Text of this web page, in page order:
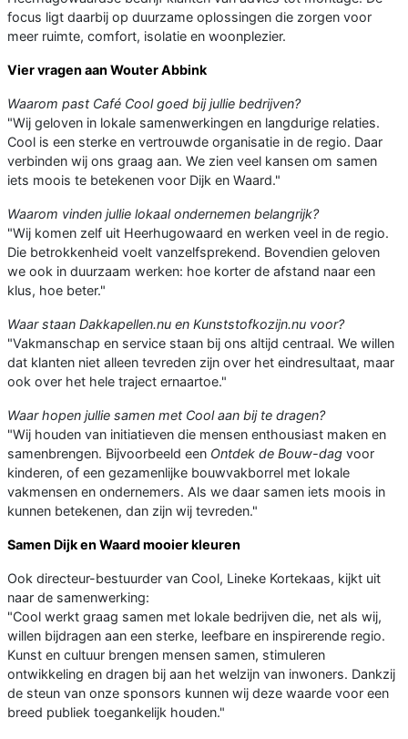
focus ligt daarbij op duurzame oplossingen die zorgen voor
meer ruimte, comfort, isolatie en woonplezier.
Vier vragen aan Wouter Abbink
Waarom past Café Cool goed bij jullie bedrijven?
"Wij geloven in lokale samenwerkingen en langdurige relaties.
Cool is een sterke en vertrouwde organisatie in de regio. Daar
verbinden wij ons graag aan. We zien veel kansen om samen
iets moois te betekenen voor Dijk en Waard."
Waarom vinden jullie lokaal ondernemen belangrijk?
"Wij komen zelf uit Heerhugowaard en werken veel in de regio.
Die betrokkenheid voelt vanzelfsprekend. Bovendien geloven
we ook in duurzaam werken: hoe korter de afstand naar een
klus, hoe beter."
Waar staan Dakkapellen.nu en Kunststofkozijn.nu voor?
"Vakmanschap en service staan bij ons altijd centraal. We willen
dat klanten niet alleen tevreden zijn over het eindresultaat, maar
ook over het hele traject ernaartoe."
Waar hopen jullie samen met Cool aan bij te dragen?
"Wij houden van initiatieven die mensen enthousiast maken en
samenbrengen. Bijvoorbeeld een Ontdek de Bouw-dag voor
kinderen, of een gezamenlijke bouwvakborrel met lokale
vakmensen en ondernemers. Als we daar samen iets moois in
kunnen betekenen, dan zijn wij tevreden."
Samen Dijk en Waard mooier kleuren
Ook directeur-bestuurder van Cool, Lineke Kortekaas, kijkt uit
naar de samenwerking:
"Cool werkt graag samen met lokale bedrijven die, net als wij,
willen bijdragen aan een sterke, leefbare en inspirerende regio.
Kunst en cultuur brengen mensen samen, stimuleren
ontwikkeling en dragen bij aan het welzijn van inwoners. Dankzij
de steun van onze sponsors kunnen wij deze waarde voor een
breed publiek toegankelijk houden."